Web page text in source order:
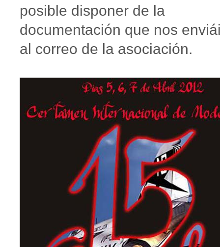
posible disponer de la
documentación que nos
al correo de la asociación.